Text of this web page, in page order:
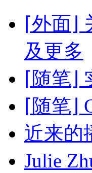
⌈外面
及更多
⌈随笔
⌈随笔⌋
近来的
Julie